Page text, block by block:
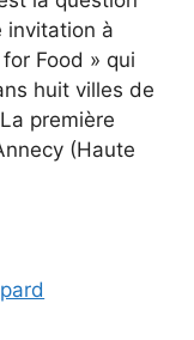
invitation à
Food » qui
huit villes de
première
(Haute